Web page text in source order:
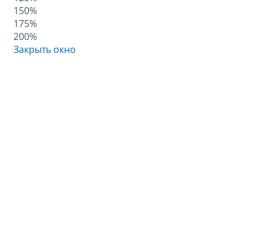
150%
175%
200%
Закрыть окно